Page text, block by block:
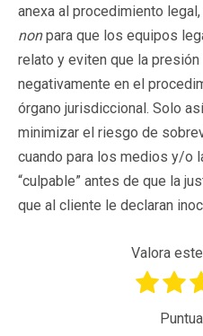
anexa al procedimiento
nonpara que los equipos
relato y eviten que la
negativamente en el
órgano jurisdiccional. Solo
minimizar el riesgo de
cuando para los medios y/o
“culpable” antes de que la
que al cliente le declaran
Valora